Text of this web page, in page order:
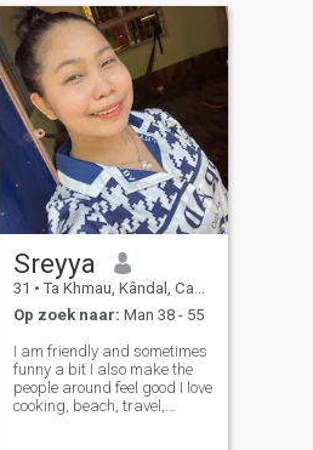
Sreyya
31 • Ta Khmau, Kândal, Cambodja
Op zoek naar: Man 38 - 55
I am friendly and sometimes
funny a bit I also make the
people around feel good I love
cooking, beach, travel,